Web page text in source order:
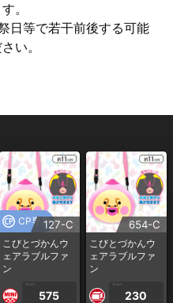
。
日等で若干前後する可能
い。
CP専用127-C
こびとづかんウ
ェアラブルファ
ン
1PLAY
575
654-C
こびとづかんウ
ェアラブルファ
ン
1PLAY
230